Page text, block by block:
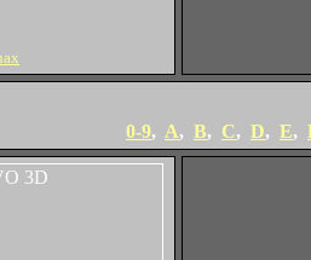
0-9, A, B, C, D, E,